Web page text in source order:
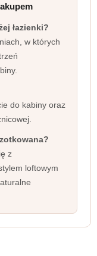
łazienki?
w których
do kabiny oraz
z
loftowym